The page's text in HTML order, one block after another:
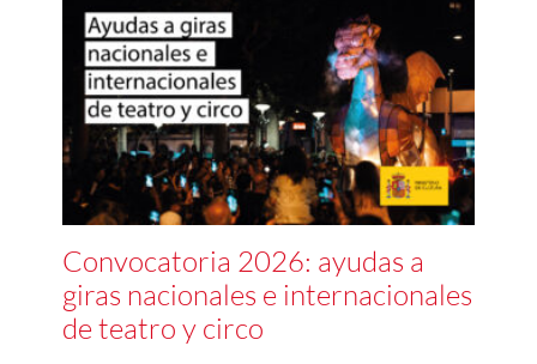
Convocatoria 2026: ayudas a
giras nacionales e internacionales
de teatro y circo